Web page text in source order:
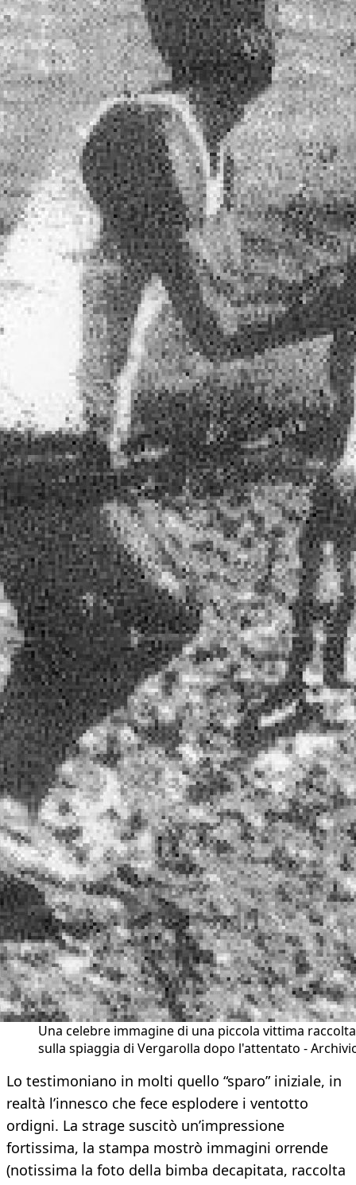
Una celebre immagine di una piccola vittima raccolta
sulla spiaggia di Vergarolla dopo l'attentato -
Lo testimoniano in molti quello “sparo” iniziale, in
realtà l’innesco che fece esplodere i ventotto
ordigni. La strage suscitò un’impressione
fortissima, la stampa mostrò immagini orrende
(notissima la foto della bimba decapitata, raccolta